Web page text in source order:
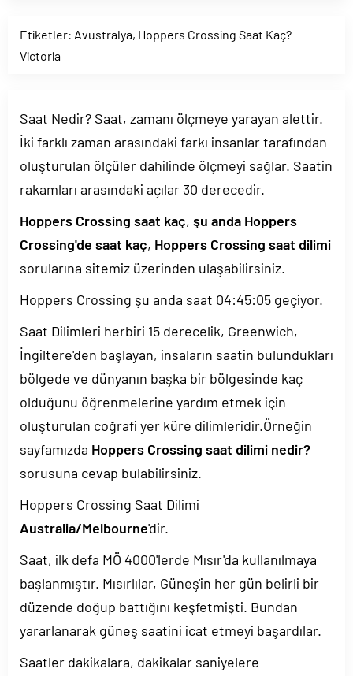
Etiketler: Avustralya, Hoppers Crossing Saat Kaç?
Victoria
Saat Nedir? Saat, zamanı ölçmeye yarayan alettir.
İki farklı zaman arasındaki farkı insanlar tarafından
oluşturulan ölçüler dahilinde ölçmeyi sağlar. Saatin
rakamları arasındaki açılar 30 derecedir.
Hoppers Crossing saat kaç, şu anda Hoppers
Crossing'de saat kaç, Hoppers Crossing saat dilimi
sorularına sitemiz üzerinden ulaşabilirsiniz.
Hoppers Crossing şu anda saat 04:45:05 geçiyor.
Saat Dilimleri herbiri 15 derecelik, Greenwich,
İngiltere'den başlayan, insaların saatin bulundukları
bölgede ve dünyanın başka bir bölgesinde kaç
olduğunu öğrenmelerine yardım etmek için
oluşturulan coğrafi yer küre dilimleridir.Örneğin
sayfamızda Hoppers Crossing saat dilimi nedir?
sorusuna cevap bulabilirsiniz.
Hoppers Crossing Saat Dilimi
Australia/Melbourne'dir.
Saat, ilk defa MÖ 4000'lerde Mısır'da kullanılmaya
başlanmıştır. Mısırlılar, Güneş'in her gün belirli bir
düzende doğup battığını keşfetmişti. Bundan
yararlanarak güneş saatini icat etmeyi başardılar.
Saatler dakikalara, dakikalar saniyelere